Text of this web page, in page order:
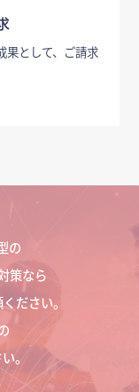
果として、ご請求
の
策なら
ださい。
。